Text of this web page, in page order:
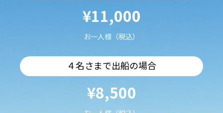
¥11,000
お一人様（税込）
４名さまで出船の場合
¥8,500